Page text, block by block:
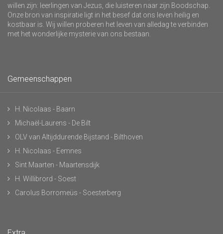
willen zijn: leerlingen van Jezus, die luisteren naar zijn Boodschap.
Onze bron van inspiratie ligt in het besef dat ons leven heilig en
kostbaar is. Wij willen proberen het leven van alledag te verbinden
met het wonderlijke mysterie van ons bestaan.
Gemeenschappen
H. Nicolaas - Baarn
Michaël-Laurens - De Bilt
OLV van Altijddurende Bijstand - Bilthoven
H. Nicolaas - Eemnes
Sint Maarten - Maartensdijk
H. Willibrord - Soest
Carolus Borromeüs - Soesterberg